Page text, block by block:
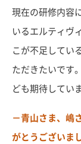
現在の研修内容
いるエルティヴ
こが不足してい
ただきたいです
ども期待してい
－青山さま、嶋
がとうございま